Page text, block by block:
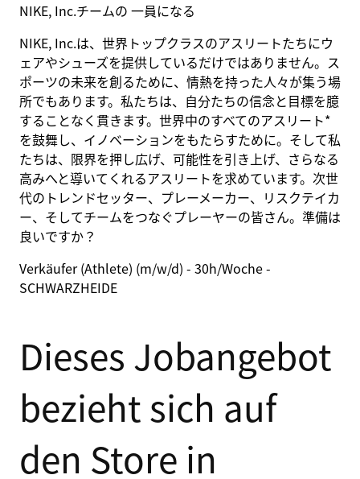
NIKE, Inc.チームの 一員になる
NIKE, Inc.は、世界トップクラスのアスリートたちにウ
ェアやシューズを提供しているだけではありません。ス
ポーツの未来を創るために、情熱を持った人々が集う場
所でもあります。私たちは、自分たちの信念と目標を臆
することなく貫きます。世界中のすべてのアスリート*
を鼓舞し、イノベーションをもたらすために。そして私
たちは、限界を押し広げ、可能性を引き上げ、さらなる
高みへと導いてくれるアスリートを求めています。次世
代のトレンドセッター、プレーメーカー、リスクテイカ
ー、そしてチームをつなぐプレーヤーの皆さん。準備は
良いですか？
Verkäufer (Athlete) (m/w/d) - 30h/Woche -
SCHWARZHEIDE
Dieses Jobangebot
bezieht sich auf
den Store in